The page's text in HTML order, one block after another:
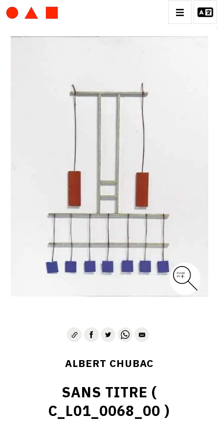
ALBERT CHUBAC
BIOGRAPHIE
CATALOGUE DES OEUVRES
CONTACT
ALBERT CHUBAC
SANS TITRE (
C_L01_0068_00 )